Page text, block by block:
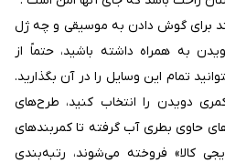
برای گوش دادن به موسیقی و چه ژل
به همراه داشته باشید، حتماً از
تمام این وسایل را در آن بگذارید.
دویدن را انتخاب کنید، طرح‌های
حاوی بطری آب گرفته تا کمربندهای
کالا» فروخته می‌شوند، رتبه‌بندی